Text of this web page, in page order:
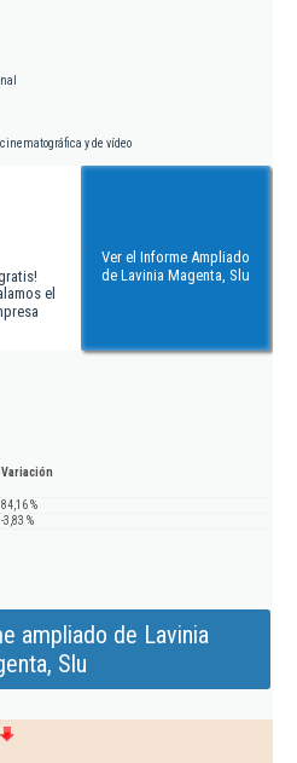
y de vídeo
el
Ver el Informe Ampliado
de Lavinia Magenta, Slu
Variación
84,16 %
-3,83 %
ampliado de Lavinia
Slu